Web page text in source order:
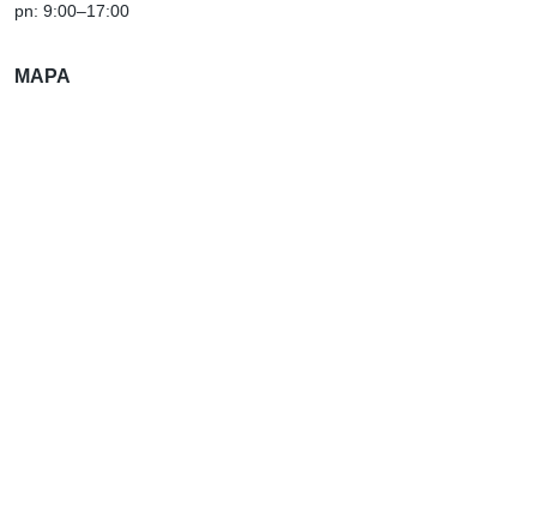
pn: 9:00–17:00
MAPA